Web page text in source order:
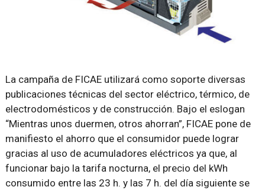
La campaña de FICAE utilizará como soporte diversas
publicaciones técnicas del sector eléctrico, térmico, de
electrodomésticos y de construcción. Bajo el eslogan
“Mientras unos duermen, otros ahorran”, FICAE pone de
manifiesto el ahorro que el consumidor puede lograr
gracias al uso de acumuladores eléctricos ya que, al
funcionar bajo la tarifa nocturna, el precio del kWh
consumido entre las 23 h. y las 7 h. del día siguiente se